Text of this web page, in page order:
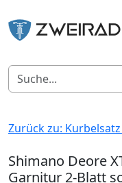
Zurück zu:
Shimano Deore
Garnitur 2-Blatt